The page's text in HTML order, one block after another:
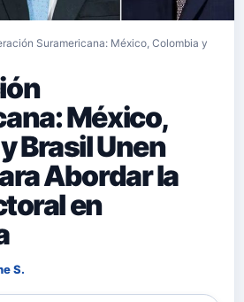
Suramericana: México, Colombia y
México,
Brasil Unen
Abordar la
en
S.